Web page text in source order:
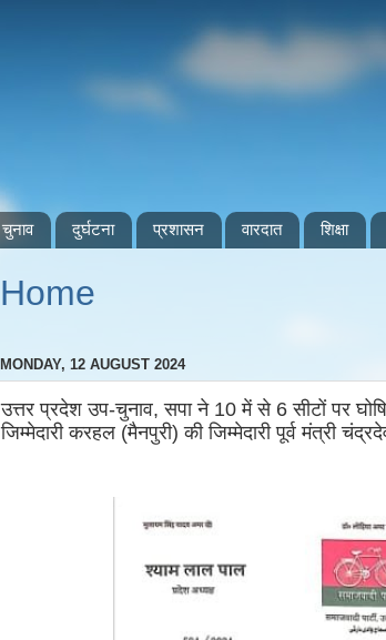
चुनाव दुर्घटना प्रशासन वारदात शिक्षा
Home
MONDAY, 12 AUGUST 2024
उत्तर प्रदेश उप-चुनाव, सपा ने 10 में से 6 सीटों पर
जिम्मेदारी करहल (मैनपुरी) की जिम्मेदारी पूर्व मंत्री